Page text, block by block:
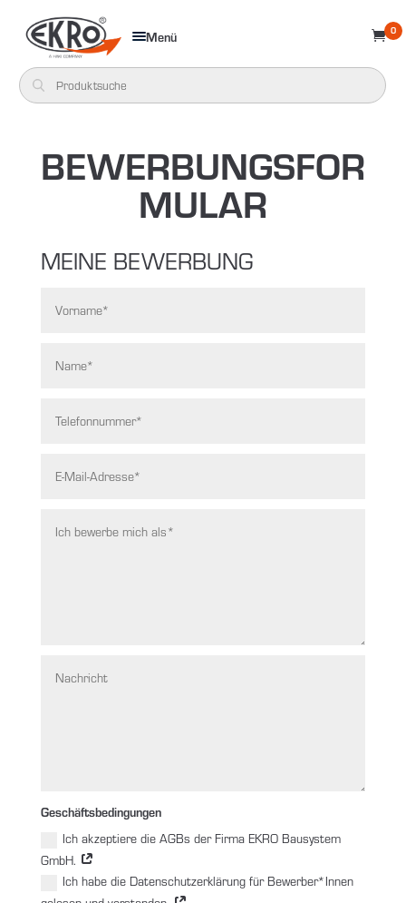
Menü  0
BEWERBUNGSFOR
MULAR
MEINE BEWERBUNG
Geschäftsbedingungen
Ich akzeptiere die AGBs der Firma EKRO Bausystem
GmbH.
Ich habe die Datenschutzerklärung für Bewerber*Innen